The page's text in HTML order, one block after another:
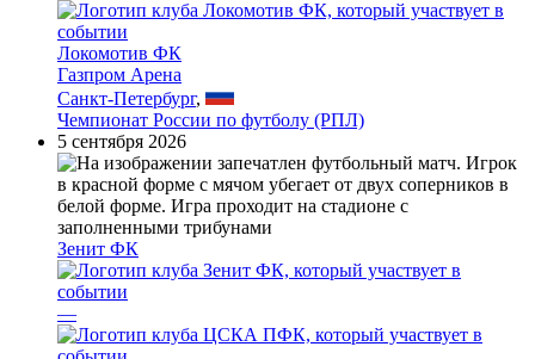
Локомотив ФК
Газпром Арена
Санкт-Петербург,
Чемпионат России по футболу (РПЛ)
5 сентября 2026
Зенит ФК
—